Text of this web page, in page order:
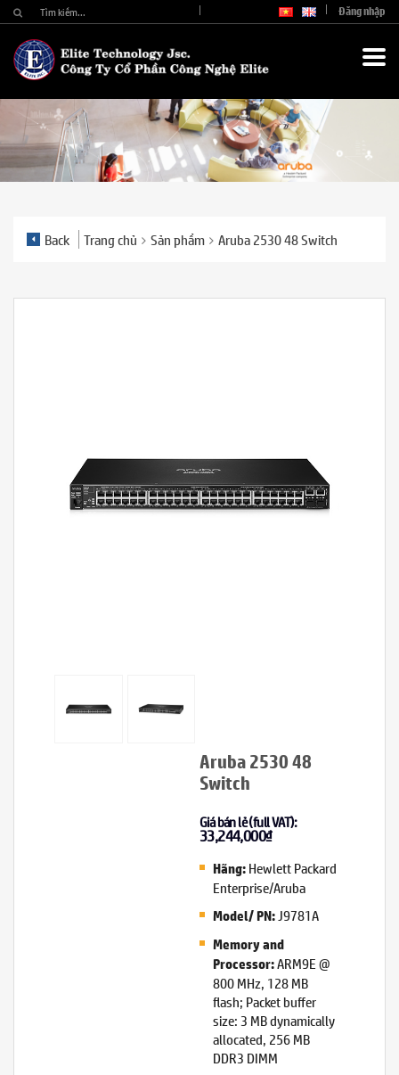
Đăng nhập
Back Trang chủ Sản phẩm Aruba 2530 48 Switch
Aruba 2530 48
Switch
Giá bán lẻ (full VAT):
33,244,000₫
Hãng:Hewlett Packard
Enterprise/Aruba
Model/ PN:J9781A
Memory and
Processor:ARM9E @
800 MHz, 128 MB
flash; Packet buffer
size: 3 MB dynamically
allocated, 256 MB
DDR3 DIMM